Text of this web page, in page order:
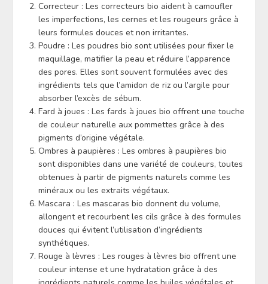
Correcteur : Les correcteurs bio aident à camoufler
les imperfections, les cernes et les rougeurs grâce à
leurs formules douces et non irritantes.
Poudre : Les poudres bio sont utilisées pour fixer le
maquillage, matifier la peau et réduire l’apparence
des pores. Elles sont souvent formulées avec des
ingrédients tels que l’amidon de riz ou l’argile pour
absorber l’excès de sébum.
Fard à joues : Les fards à joues bio offrent une touche
de couleur naturelle aux pommettes grâce à des
pigments d’origine végétale.
Ombres à paupières : Les ombres à paupières bio
sont disponibles dans une variété de couleurs, toutes
obtenues à partir de pigments naturels comme les
minéraux ou les extraits végétaux.
Mascara : Les mascaras bio donnent du volume,
allongent et recourbent les cils grâce à des formules
douces qui évitent l’utilisation d’ingrédients
synthétiques.
Rouge à lèvres : Les rouges à lèvres bio offrent une
couleur intense et une hydratation grâce à des